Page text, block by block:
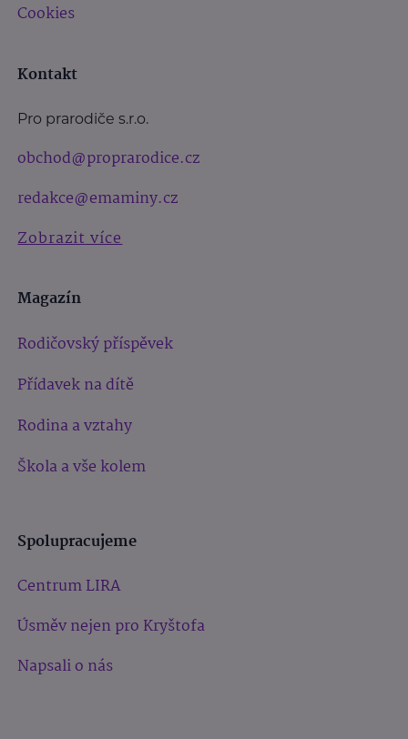
Cookies
Kontakt
Pro prarodiče s.r.o.
obchod@proprarodice.cz
redakce@emaminy.cz
Zobrazit více
Magazín
Rodičovský příspěvek
Přídavek na dítě
Rodina a vztahy
Škola a vše kolem
Spolupracujeme
Centrum LIRA
Úsměv nejen pro Kryštofa
Napsali o nás